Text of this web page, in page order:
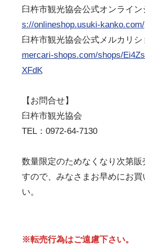
臼杵市観光協会公式オンライン
s://onlineshop.usuki-kanko.com/
臼杵市観光協会公式メルカリシ
mercari-shops.com/shops/
XFdK
【お問合せ】
臼杵市観光協会
TEL：0972-64-7130
数量限定のためなくなり次第販
すので、みなさまお早めにお買
い。
※転売行為はご遠慮下さい。